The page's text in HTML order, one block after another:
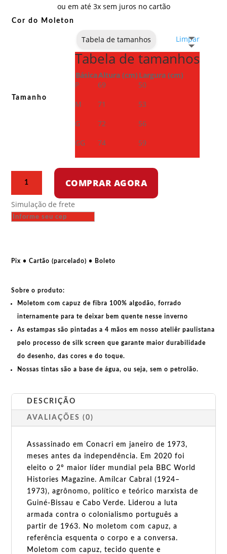
ou em até 3x sem juros no cartão
Cor do Moleton
Tamanho
Limpar
Tabela de tamanhos
Tabela de tamanhos
BásicaAltura (cm) Largura (cm)
P
69
50
M
71
53
G
72
56
GG
74 59
-
Amilcar
COMPRAR AGORA
Simulação de frete
Pix • Cartão (parcelado) • Boleto
Sobre o produto:
Moletom com capuz de fibra 100% algodão, forrado
internamente para te deixar bem quente nesse inverno
As estampas são pintadas a 4 mãos em nosso ateliêr paulistana
pelo processo de silk screen que garante maior durabilidade
do desenho, das cores e do toque.
Nossas tintas são a base de água, ou seja, sem o petrolão.
DESCRIÇÃO
AVALIAÇÕES (0)
Assassinado em Conacri em janeiro de 1973,
meses antes da independência. Em 2020 foi
eleito o 2º maior líder mundial pela BBC World
Histories Magazine. Amílcar Cabral (1924–
1973), agrônomo, político e teórico marxista de
Guiné-Bissau e Cabo Verde. Liderou a luta
armada contra o colonialismo português a
partir de 1963. No moletom com capuz, a
referência esquenta o corpo e a conversa.
Moletom com capuz, tecido quente e